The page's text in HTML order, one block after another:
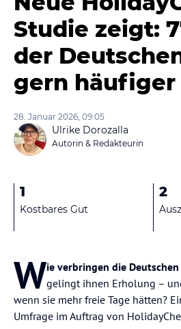
Studie zeigt:
der
gern häufiger
28. Januar 2026, 09:05
Ulrike Dorozalla
Autorin & Redakteurin
1
Kostbares Gut
2
Wie verbringen die
gelingt ihnen Erholung –
wenn sie mehr freie Tage hätten?
Umfrage im Auftrag von